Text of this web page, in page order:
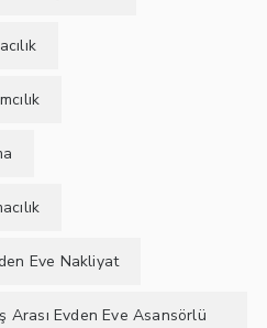
Eve Nakliyat
Arası Evden Eve Asansörlü